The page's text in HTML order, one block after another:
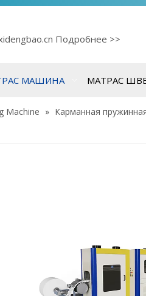
Подробнее >>
МАШИНА МАТРАС
Machine » Карманная